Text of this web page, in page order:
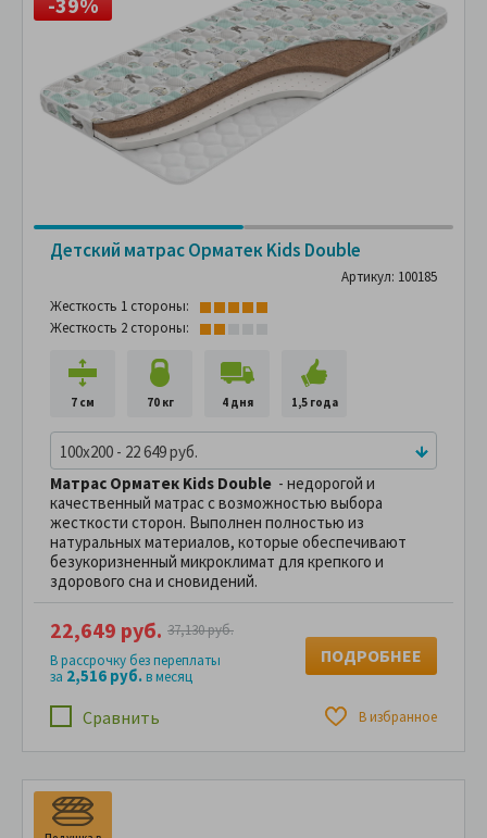
Детский матрас Орматек Kids Double
Артикул: 100185
Жесткость 1 стороны:
Жесткость 2 стороны:
7 см 70 кг 4 дня 1,5 года
100x200 - 22 649 руб.
Матрас Орматек Kids Double - недорогой и
качественный матрас с возможностью выбора
жесткости сторон. Выполнен полностью из
натуральных материалов, которые обеспечивают
безукоризненный микроклимат для крепкого и
здорового сна и сновидений.
Сравнить В избранное
22,649 руб. 37,130 руб.
В рассрочку без переплаты
за 2,516 руб.в месяц
ПОДРОБНЕЕ